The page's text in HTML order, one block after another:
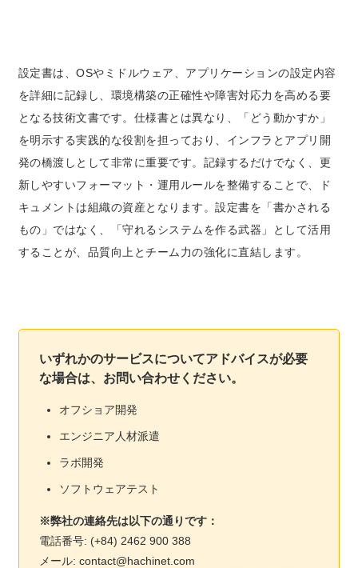
設定書は、OSやミドルウェア、アプリケーションの設定内容
を詳細に記録し、環境構築の正確性や障害対応力を高める要
となる技術文書です。仕様書とは異なり、「どう動かすか」
を明示する実践的な役割を担っており、インフラとアプリ開
発の橋渡しとして非常に重要です。記録するだけでなく、更
新しやすいフォーマット・運用ルールを整備することで、ド
キュメントは組織の資産となります。設定書を「書かされる
もの」ではなく、「守れるシステムを作る武器」として活用
することが、品質向上とチーム力の強化に直結します。
いずれかのサービスについてアドバイスが必要
な場合は、お問い合わせください。
オフショア開発
エンジニア人材派遣
ラボ開発
ソフトウェアテスト
※弊社の連絡先は以下の通りです：
電話番号: (+84) 2462 900 388
メール: contact@hachinet.com